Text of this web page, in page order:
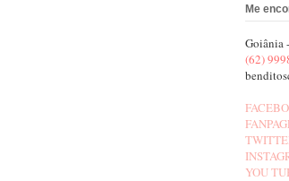
Me
Goiânia
(62)
YOU